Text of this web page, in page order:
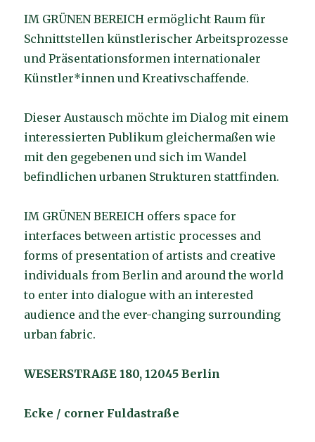
IM GRÜNEN BEREICH ermöglicht Raum für
Schnittstellen künstlerischer Arbeitsprozesse
und Präsentationsformen internationaler
Künstler*innen und Kreativschaffende.
Dieser Austausch möchte im Dialog mit einem
interessierten Publikum gleichermaßen wie
mit den gegebenen und sich im Wandel
befindlichen urbanen Strukturen stattfinden.
IM GRÜNEN BEREICH offers space for
interfaces between artistic processes and
forms of presentation of artists and creative
individuals from Berlin and around the world
to enter into dialogue with an interested
audience and the ever-changing surrounding
urban fabric.
WESERSTRAßE 180, 12045 Berlin
Ecke / corner Fuldastraße